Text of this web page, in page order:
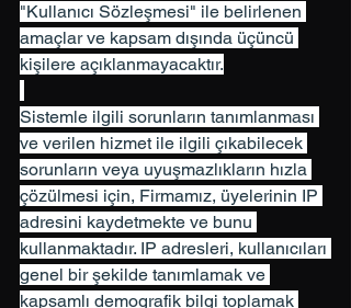
"Kullanıcı Sözleşmesi" ile belirlenen
amaçlar ve kapsam dışında üçüncü
kişilere açıklanmayacaktır.
Sistemle ilgili sorunların tanımlanması
ve verilen hizmet ile ilgili çıkabilecek
sorunların veya uyuşmazlıkların hızla
çözülmesi için, Firmamız, üyelerinin IP
adresini kaydetmekte ve bunu
kullanmaktadır. IP adresleri, kullanıcıları
genel bir şekilde tanımlamak ve
kapsamlı demografik bilgi toplamak